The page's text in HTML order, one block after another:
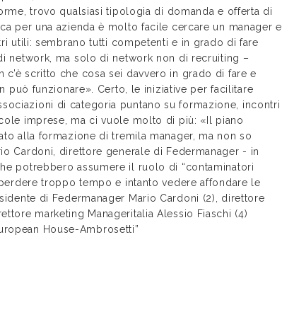
trovo qualsiasi tipologia di domanda e offerta di
per una azienda è molto facile cercare un manager e
utili: sembrano tutti competenti e in grado di fare
network, ma solo di network non di recruiting –
scritto che cosa sei davvero in grado di fare e
funzionare». Certo, le iniziative per facilitare
di categoria puntano su formazione, incontri
imprese, ma ci vuole molto di più: «Il piano
alla formazione di tremila manager, ma non so
Cardoni, direttore generale di Federmanager - in
potrebbero assumere il ruolo di “contaminatori
troppo tempo e intanto vedere affondare le
di Federmanager Mario Cardoni (2), direttore
marketing Manageritalia Alessio Fiaschi (4)
House-Ambrosetti”